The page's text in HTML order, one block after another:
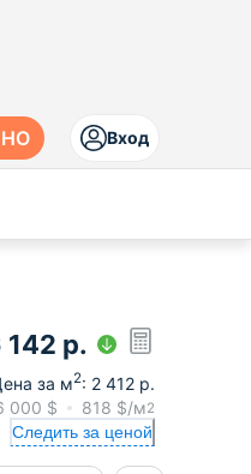
Вход
142 р.
за м2: 2 412 р.
000 $ 818 $/м2
Следить за ценой